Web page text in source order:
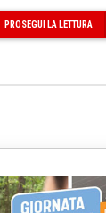
PROSEGUI LA LETTURA